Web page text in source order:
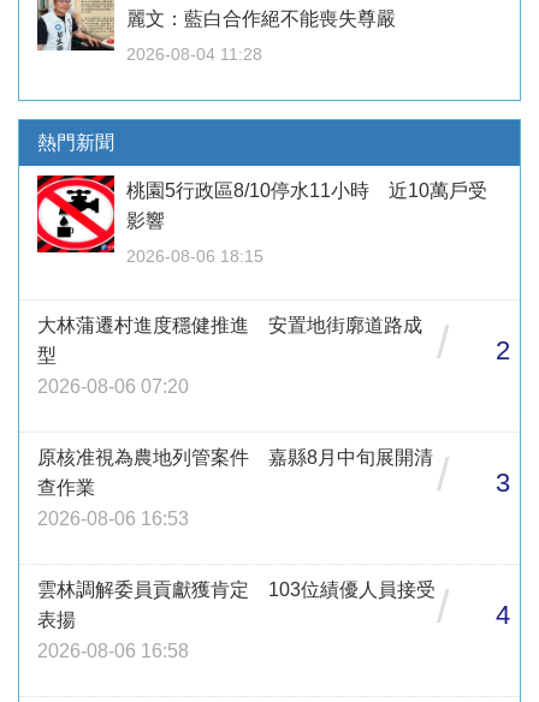
麗文：藍白合作絕不能喪失尊嚴
2026-08-04 11:28
熱門新聞
桃園5行政區8/10停水11小時 近10萬戶受
影響
2026-08-06 18:15
大林蒲遷村進度穩健推進 安置地街廓道路成
型
2026-08-06 07:20
/ 2
原核准視為農地列管案件 嘉縣8月中旬展開清
查作業
2026-08-06 16:53
/ 3
雲林調解委員貢獻獲肯定 103位績優人員接受
表揚
2026-08-06 16:58
/ 4